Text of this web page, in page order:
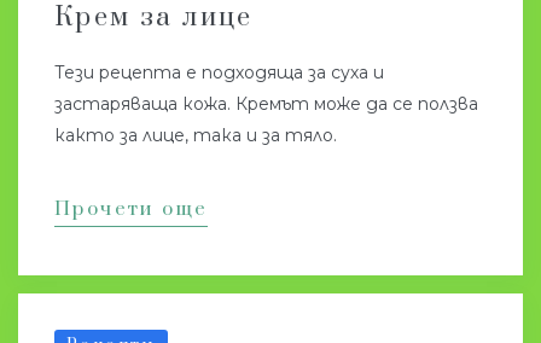
Крем за лице
Тези рецепта е подходяща за суха и
застаряваща кожа. Кремът може да се ползва
както за лице, така и за тяло.
Прочети още